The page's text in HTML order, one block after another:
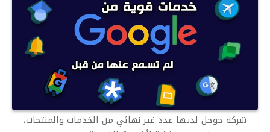
شركة جوجل لديها عدد غير نهائي من الخدمات والمنتجات،